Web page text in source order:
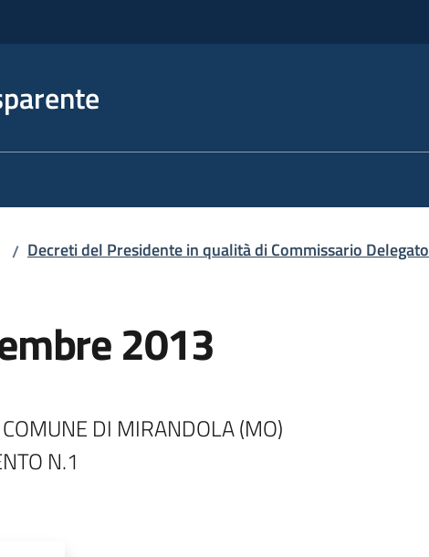
/ Decreti del Presidente in qualità di Commissario Delegato
2013
DI MIRANDOLA (MO)
N.1